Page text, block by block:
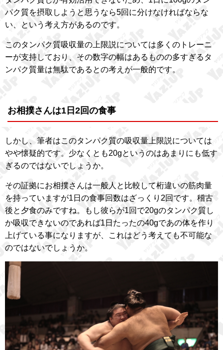
パク質を摂取しようと思うなら5回に分けなければならな
い、という考え方があるのです。
このタンパク質吸収量の上限説については多くのトレーニ
ーが支持しており、その数字の幅はあるものの多すぎるタ
ンパク質量は無駄であるとの考えが一般的です。
お相撲さんは1日2回の食事
しかし、筆者はこのタンパク質の吸収量上限説については
やや懐疑的です。少なくとも20gというのはあまりにも低す
ぎるのではないでしょうか。
その証拠にお相撲さんは一般人と比較して桁違いの筋肉量
を持っていますが1日の食事回数はざっくり2回です。稽古
後と夕食のみですね。もし彼らが1回で20gのタンパク質し
か吸収できないのであれば1日たったの40gであの体を作り
上げている事になりますが、これはどう考えても不可能な
のではないでしょうか。